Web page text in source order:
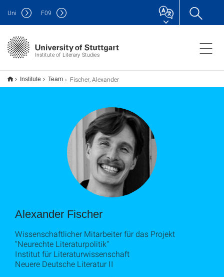
Institute of Literary Studies
Uni F09
Institute Team Fischer, Alexander
Alexander Fischer
Wissenschaftlicher Mitarbeiter für das Projekt
"Neurechte Literaturpolitik"
Institut für Literaturwissenschaft
Neuere Deutsche Literatur II